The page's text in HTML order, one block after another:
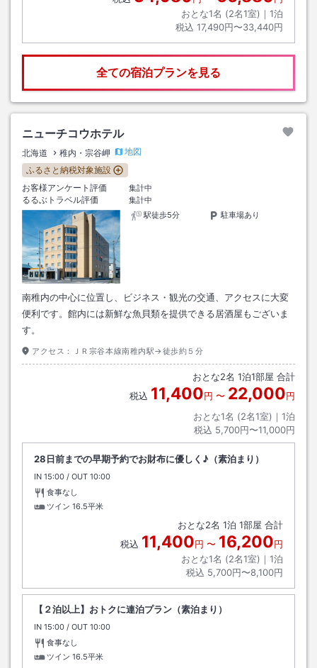
おとな1名 (2名1室)｜ 1泊
税込 17,490円〜33,440円
全ての宿泊プランを見る
ニューチコウホテル
北海道 稚内・宗谷岬
地図
ふるさと納税対象施設
お客様アンケート評価
集計中
るるぶトラベル評価
集計中
駅徒歩5分
駐車場あり
南稚内の中心に位置し、ビジネス・観光の交通、アクセスに大変
便利です。館内には新鮮な魚貝類を提供できる居酒屋もございま
す。
アクセス： ＪＲ宗谷本線南稚内駅→徒歩約５分
おとな2名 1泊1部屋 合計
税込 11,400円 〜 22,000円
おとな1名 (2名1室)｜ 1泊
税込 5,700円〜11,000円
28日前までの早期予約でお財布に優しく♪（素泊まり）
IN チェックイン
15:00 / OUT チェックアウト
10:00
食事なし
ツイン 16.5平米
おとな2名 1泊 1部屋 合計
税込 11,400円 〜 16,200円
おとな1名 (2名1室)｜ 1泊
税込 5,700円〜8,100円
【２泊以上】おトクに連泊プラン（素泊まり）
IN チェックイン
15:00 / OUT チェックアウト
10:00
食事なし
ツイン 16.5平米